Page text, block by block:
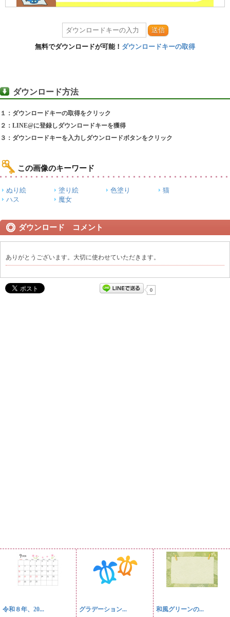
送信
無料でダウンロードが可能！ ダウンロードキーの取得
ダウンロード方法
１：ダウンロードキーの取得をクリック
２：LINE@に登録しダウンロードキーを獲得
３：ダウンロードキーを入力しダウンロードボタンをクリック
この画像のキーワード
ぬり絵 塗り絵 色塗り
猫
ハス
魔女
ダウンロード コメント
ありがとうございます。大切に使わせていただきます。
0
令和８年、20... グラデーション... 和風グリーンの...